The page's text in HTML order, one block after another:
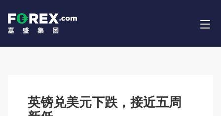
英镑兑美元下跌，接近五周